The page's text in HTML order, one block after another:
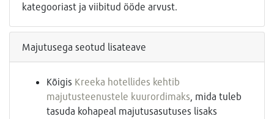
kategooriast ja viibitud ööde arvust.
Majutusega seotud lisateave
Kõigis Kreeka hotellides kehtib
majutusteenustele kuurordimaks, mida tuleb
tasuda kohapeal majutusasutuses lisaks